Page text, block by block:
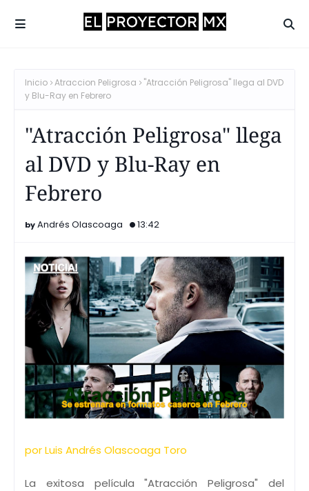
Inicio Atraccion Peligrosa
"Atracción Peligrosa" llega al DVD
y Blu-Ray en Febrero
"Atracción Peligrosa" llega
al DVD y Blu-Ray en
Febrero
Andrés Olascoaga 13:42
por Luis Andrés Olascoaga Toro
La exitosa película "Atracción Peligrosa" del